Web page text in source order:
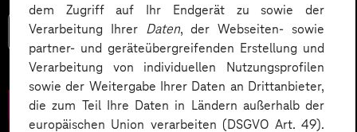
dem Zugriff auf Ihr Endgerät zu sowie der
Verarbeitung Ihrer Daten, der Webseiten- sowie
partner- und geräteübergreifenden Erstellung und
Verarbeitung von individuellen Nutzungsprofilen
sowie der Weitergabe Ihrer Daten an Drittanbieter,
die zum Teil Ihre Daten in Ländern außerhalb der
europäischen Union verarbeiten (DSGVO Art. 49).
Mehr lesen